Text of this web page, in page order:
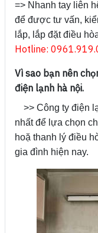
=> Nhanh tay liên
để được tư vấn,
lắp, lắp đặt điều
Hotline:
Vì sao bạn nên
điện lạnh hà nội.
>> Công ty điện
nhất để lựa chọn
hoặ thanh lý điều
gia đình hiện nay.